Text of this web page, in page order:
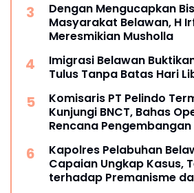
Dengan Mengucapkan
Masyarakat Belawan, H
Meresmikian Musholla
Imigrasi Belawan
Tulus Tanpa Batas Hari
Komisaris PT Pelindo
Kunjungi BNCT, Bahas
Rencana
Kapolres Pelabuhan
Capaian Ungkap Kasus,
terhadap Premanisme